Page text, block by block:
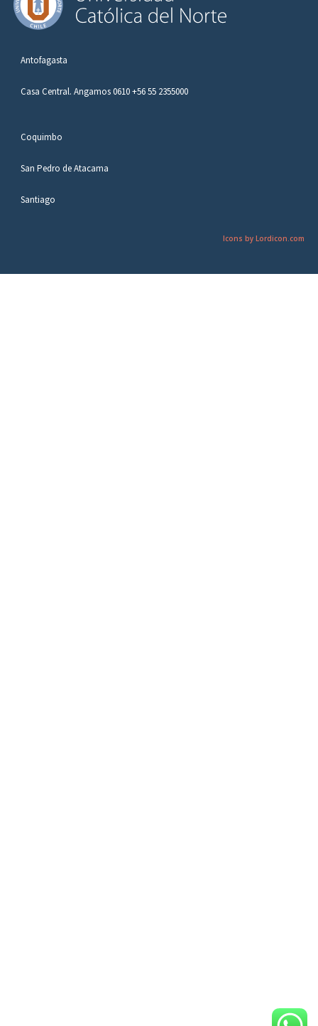
Antofagasta
Casa Central. Angamos 0610 +56 55 2355000
Coquimbo
San Pedro de Atacama
Santiago
Icons by Lordicon.com